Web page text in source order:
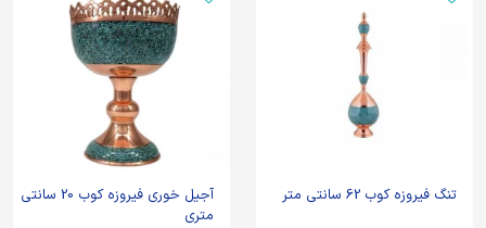
تنگ فیروزه کوب 62 سانتی متر
آجیل خوری فیروزه کوب 20 سانتی
متری